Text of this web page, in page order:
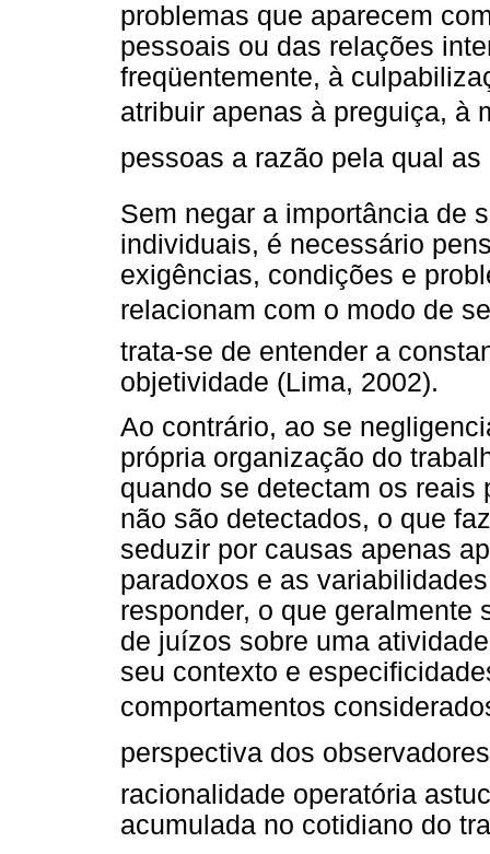
problemas que aparecem
pessoais ou das relações
freqüentemente, à
atribuir apenas à preguiça, à
pessoas a razão pela qual
Sem negar a importância de
individuais, é necessário
exigências, condições e
relacionam com o modo de
trata-se de entender a
objetividade (Lima, 2002).
Ao contrário, ao se
própria organização do
quando se detectam os
não são detectados, o que
seduzir por causas apenas
paradoxos e as
responder, o que geralmente
de juízos sobre uma
seu contexto e
comportamentos considerados
perspectiva dos
racionalidade operatória
acumulada no cotidiano do